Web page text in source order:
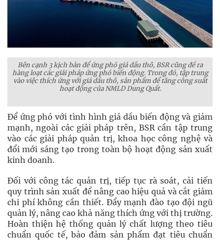
Bên cạnh 3 kịch bản để ứng phó giá dầu thô, BSR cũng đề ra
hàng loạt các giải pháp ứng phó biến động. Trong đó, tập trung
vào việc thích ứng với giá dầu thô, sản phẩm để tăng công suất
hoạt động của NMLD Dung Quất.
Để ứng phó với tình hình giá dầu biến động và giảm
mạnh, ngoài các giải pháp trên, BSR cần tập trung
vào các giải pháp quản trị, khoa học công nghệ và
đổi mới sáng tạo trong toàn bộ hoạt động sản xuất
kinh doanh.
Đối với công tác quản trị, tiếp tục rà soát, cải tiến
quy trình sản xuất để nâng cao hiệu quả và cắt giảm
chi phí không cần thiết. Đẩy mạnh đào tạo đội ngũ
quản lý, nâng cao khả năng thích ứng với thị trường.
Hoàn thiện hệ thống quản lý chất lượng theo tiêu
chuẩn quốc tế, bảo đảm sản phẩm đạt tiêu chuẩn